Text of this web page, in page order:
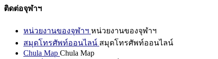
ติดต่อจุฬาฯ
หน่วยงานของจุฬาฯ หน่วยงานของจุฬาฯ
สมุดโทรศัพท์ออนไลน์ สมุดโทรศัพท์ออนไลน์
Chula Map Chula Map